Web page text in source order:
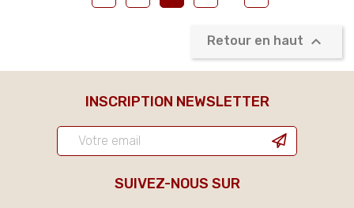
Retour en haut 
INSCRIPTION NEWSLETTER
SUIVEZ-NOUS SUR